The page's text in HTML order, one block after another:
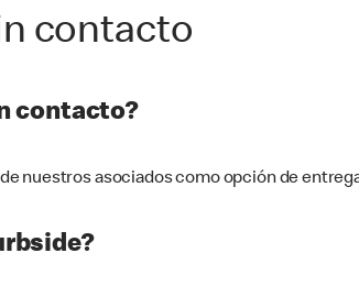
contacto
contacto?
nuestros asociados como opción de